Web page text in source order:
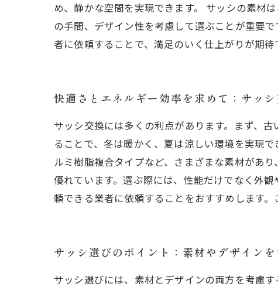
め、静かな空間を実現できます。 サッシの素材
の手間、デザイン性を考慮して選ぶことが重要
者に依頼することで、満足のいく仕上がりが期
快適さとエネルギー効率を求めて：サッ
サッシ交換には多くの利点があります。まず、
ることで、冬は暖かく、夏は涼しい環境を実現
ルミ樹脂複合タイプなど、さまざまな素材があ
優れています。選ぶ際には、性能だけでなく外
頼できる業者に依頼することをおすすめします
サッシ選びのポイント：素材やデザインを
サッシ選びには、素材とデザインの両方を考慮